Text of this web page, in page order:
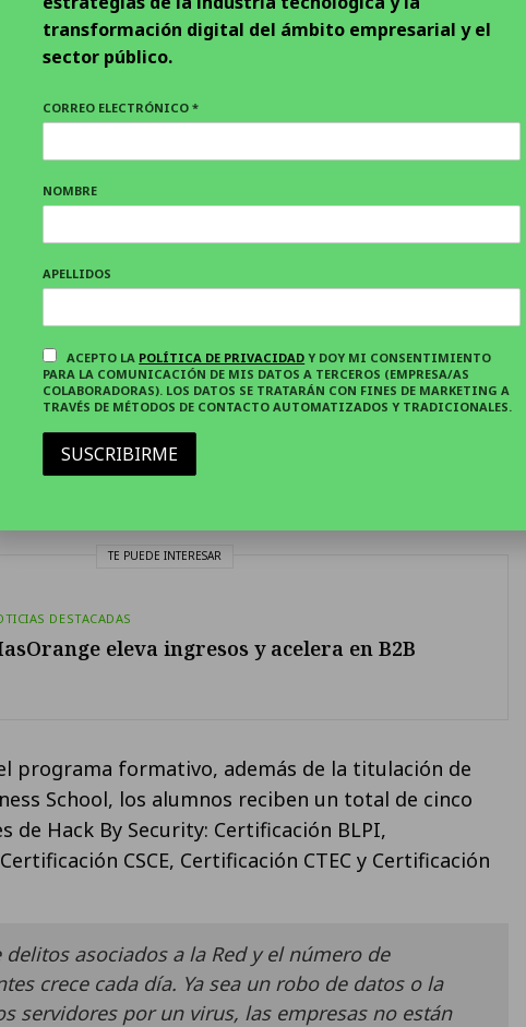
Para cumplir con este objetivo, la formación
diferencial centrado en todos los aspectos de la
ético, y una metodología que se basa en la
MIOTI – eminentemente práctica y con
tecnologías – y la especialización de Hack by
de la ciberseguridad.
un total de 240 horas divididas a lo largo de cinco
imparten materias como Criptografía, Redes (que
de área amplia o de próxima generación),
forense digital. Todo ello de la mano de docentes
expertos en las materias y que, además de contar
trabajan en activo en importantes
compañías de renombre como Telefónica,
o Hack by Security. Para completar la
incluye 6 libros de la editorial 0xWord, y 2.000
MyPublicInbox.
TE PUEDE INTERESAR
DESTACADAS
eleva ingresos y acelera en B2B
programa formativo, además de la titulación de
School, los alumnos reciben un total de cinco
de Hack By Security: Certificación BLPI,
CSCE, Certificación CTEC y Certificación
delitos asociados a la Red y el número de
crece cada día. Ya sea un robo de datos o la
servidores por un virus, las empresas no están
transformación digital del ámbito empresarial y el
sector público.
CORREO ELECTRÓNICO *
NOMBRE
APELLIDOS
ACEPTO LA POLÍTICA DE PRIVACIDAD Y DOY MI CONSENTIMIENTO
PARA LA COMUNICACIÓN DE MIS DATOS A TERCEROS (EMPRESA/AS
COLABORADORAS). LOS DATOS SE TRATARÁN CON FINES DE MARKETING A
TRAVÉS DE MÉTODOS DE CONTACTO AUTOMATIZADOS Y TRADICIONALES.
SUSCRIBIRME